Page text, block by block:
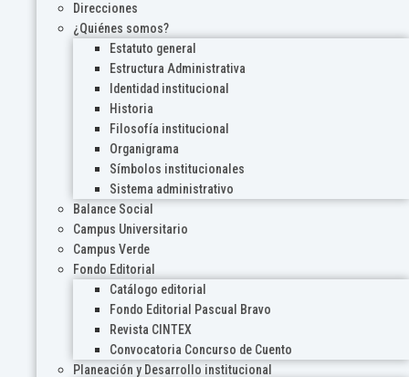
Direcciones
¿Quiénes somos?
Estatuto general
Estructura Administrativa
Identidad institucional
Historia
Filosofía institucional
Organigrama
Símbolos institucionales
Sistema administrativo
Balance Social
Campus Universitario
Campus Verde
Fondo Editorial
Catálogo editorial
Fondo Editorial Pascual Bravo
Revista CINTEX
Convocatoria Concurso de Cuento
Planeación y Desarrollo institucional